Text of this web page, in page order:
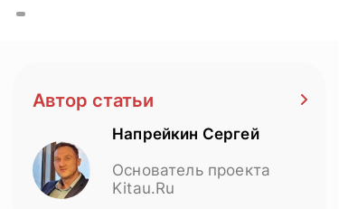
Автор статьи
Напрейкин Сергей
Основатель проекта
Kitau.Ru